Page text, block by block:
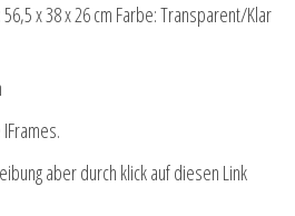
x 38 x 26 cm Farbe: Transparent/Klar
aber durch klick auf diesen Link